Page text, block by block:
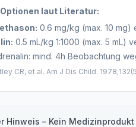
laut Literatur:
0.6 mg/kg (max. 10 mg)
0.5 mL/kg 1:1000 (max. 5 mL)
mind. 4h Beobachtung
CR, et al. Am J Dis Child.
Hinweis – Kein Medizinprodukt